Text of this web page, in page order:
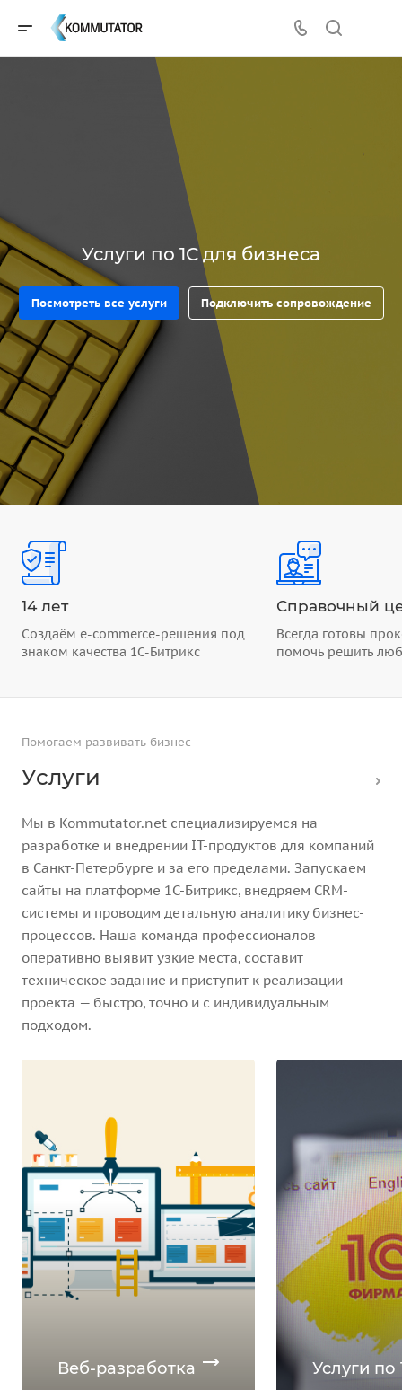
Услуги по 1С для бизнеса
Посмотреть все услуги Подключить сопровождение
14 лет
Создаём e-commerce-решения под
знаком качества 1С-Битрикс
Справочный
Всегда готовы
помочь решить
Помогаем развивать бизнес
Услуги
Мы в Kommutator.net специализируемся на
разработке и внедрении IT-продуктов для компаний
в Санкт-Петербурге и за его пределами. Запускаем
сайты на платформе 1С-Битрикс, внедряем CRM-
системы и проводим детальную аналитику бизнес-
процессов. Наша команда профессионалов
оперативно выявит узкие места, составит
техническое задание и приступит к реализации
проекта — быстро, точно и с индивидуальным
подходом.
Веб-разработка Услуги по